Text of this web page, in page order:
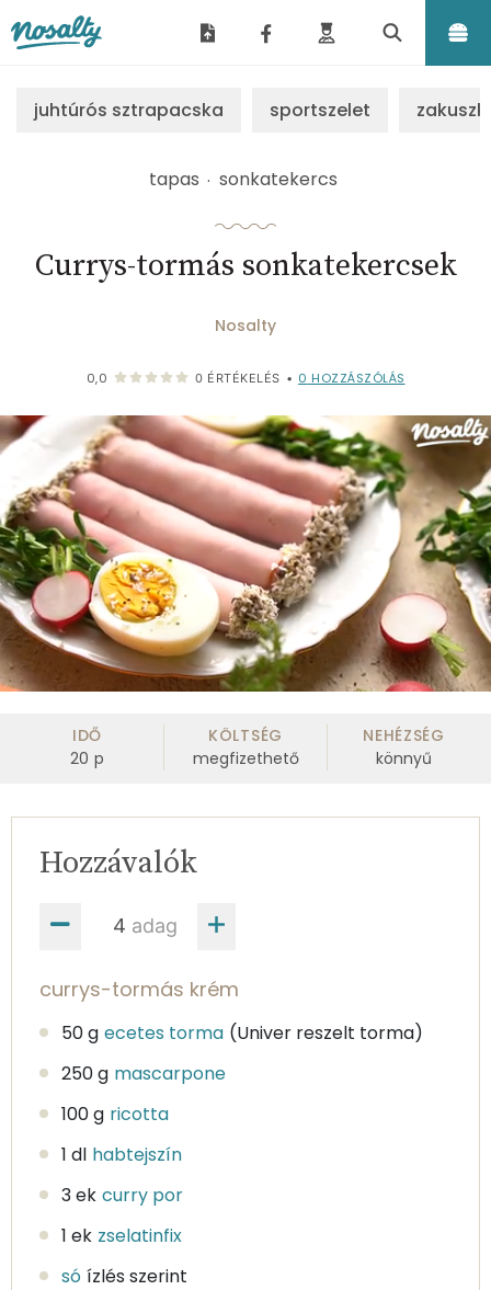
juhtúrós sztrapacska sportszelet
tapas sonkatekercs
Currys-tormás sonkatekercsek
Nosalty
0,0 0 ÉRTÉKELÉS • 0 HOZZÁSZÓLÁS
IDŐ
20 p
KÖLTSÉG
megfizethető
NEHÉZSÉG
könnyű
adag
Hozzávalók
currys-tormás krém
50 g ecetes torma (Univer reszelt torma)
250 g mascarpone
100 g ricotta
1 dl habtejszín
3 ek curry por
1 ek zselatinfix
só ízlés szerint